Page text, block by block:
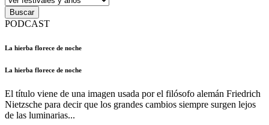
Buscar
PODCAST
La hierba florece de noche
La hierba florece de noche
El título viene de una imagen usada por el filósofo alemán Friedrich
Nietzsche para decir que los grandes cambios siempre surgen lejos
de las luminarias...